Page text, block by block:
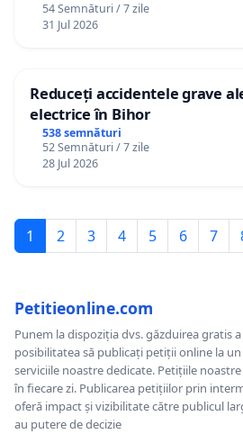
12 ani
54 Semnături / 7 zile
31 Jul 2026
Reduceți accidentele grave
electrice în Bihor
538 semnături
52 Semnături / 7 zile
28 Jul 2026
1 2 3 4 5 6 7
Petitieonline.com
Punem la dispoziția dvs. găzduirea gratis
posibilitatea să publicați petiții online la
serviciile noastre dedicate. Petițiile
în fiecare zi. Publicarea petițiilor prin
oferă impact și vizibilitate către publicul
au putere de decizie